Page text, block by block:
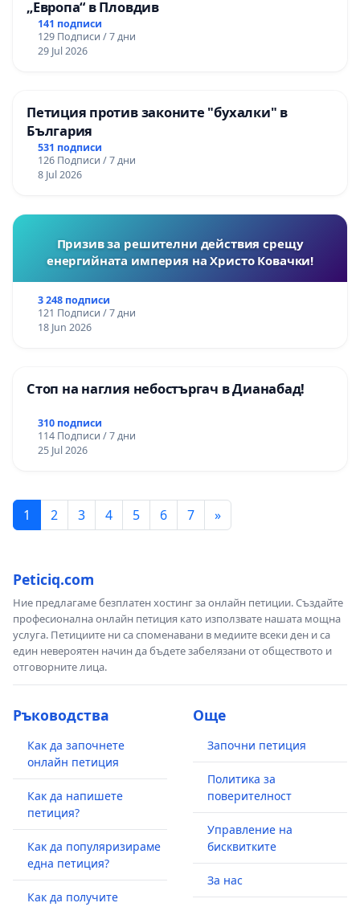
„Европа“ в Пловдив
141 подписи
129 Подписи / 7 дни
29 Jul 2026
Петиция против законите "бухалки" в
България
531 подписи
126 Подписи / 7 дни
8 Jul 2026
Призив за решителни действия срещу
енергийната империя на Христо Ковачки!
3 248 подписи
121 Подписи / 7 дни
18 Jun 2026
Стоп на наглия небостъргач в Дианабад!
310 подписи
114 Подписи / 7 дни
25 Jul 2026
1 2 3 4 5 6 7 »
Peticiq.com
Ние предлагаме безплатен хостинг за онлайн петиции. Създайте
професионална онлайн петиция като използвате нашата мощна
услуга. Петициите ни са споменавани в медиите всеки ден и са
един невероятен начин да бъдете забелязани от обществото и
отговорните лица.
Ръководства
Как да започнете
онлайн петиция
Как да напишете
петиция?
Как да популяризираме
една петиция?
Как да получите
Още
Започни петиция
Политика за
поверителност
Управление на
бисквитките
За нас